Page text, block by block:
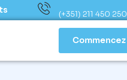
(+351) 211 450 250
Commencez